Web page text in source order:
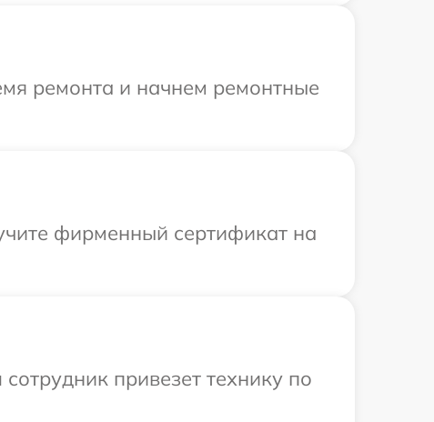
ремонта и начнем ремонтные
фирменный сертификат на
привезет технику по